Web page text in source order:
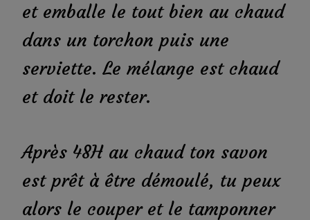
et emballe le tout bien au chaud
dans un torchon puis une
serviette. Le mélange est chaud
et doit le rester.
Après 48H au chaud ton savon
est prêt à être démoulé, tu peux
alors le couper et le tamponner